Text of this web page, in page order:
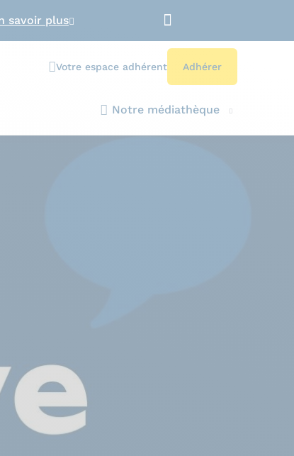
savoir plus
Votre espace adhérent Adhérer
Notre médiathèque